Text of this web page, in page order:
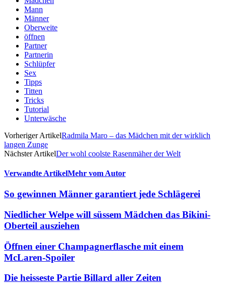
Mann
Männer
Oberweite
öffnen
Partner
Partnerin
Schlüpfer
Sex
Tipps
Titten
Tricks
Tutorial
Unterwäsche
Vorheriger ArtikelRadmila Maro – das Mädchen mit der wirklich
langen Zunge
Nächster ArtikelDer wohl coolste Rasenmäher der Welt
Verwandte ArtikelMehr vom Autor
So gewinnen Männer garantiert jede Schlägerei
Niedlicher Welpe will süssem Mädchen das Bikini-
Oberteil ausziehen
Öffnen einer Champagnerflasche mit einem
McLaren-Spoiler
Die heisseste Partie Billard aller Zeiten